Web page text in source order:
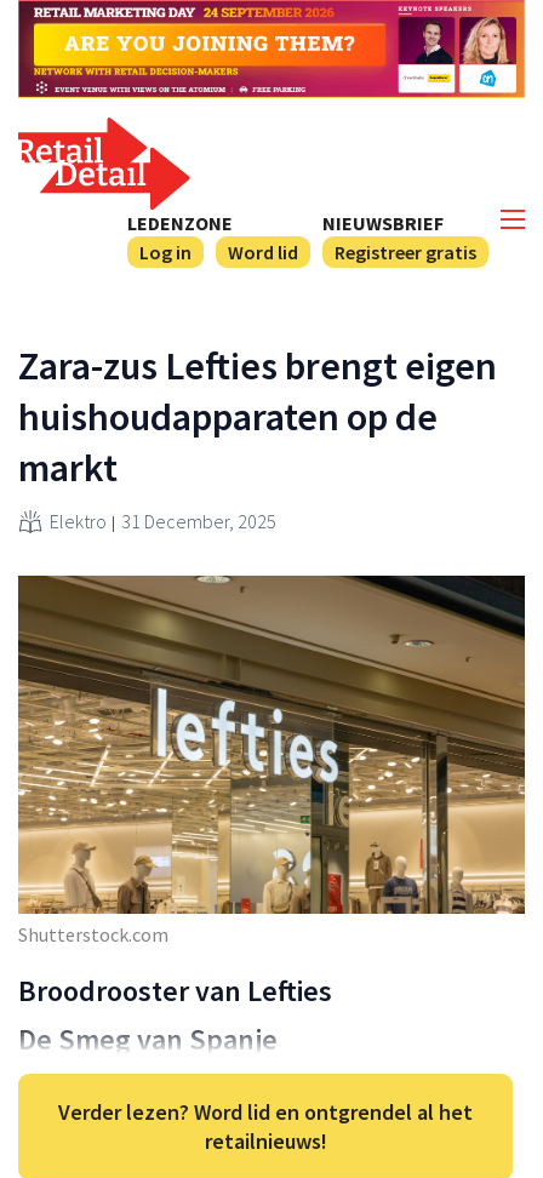
NIEUWSBRIEF
Registreer gratis
LEDENZONE
Log in
Word lid
Zara-zus Lefties brengt eigen
huishoudapparaten op de
markt
Elektro 31 December, 2025
Shutterstock.com
Broodrooster van Lefties
De Smeg van Spanje
Verder lezen? Word lid en ontgrendel al het
retailnieuws!